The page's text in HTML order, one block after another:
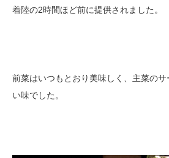
着陸の2時間ほど前に提供されました。
前菜はいつもとおり美味しく、主菜の
い味でした。